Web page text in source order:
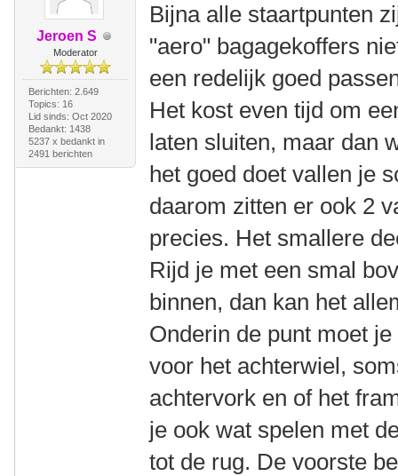
Jeroen S
Moderator
Berichten: 2.649
Topics: 16
Lid sinds: Oct 2020
Bedankt: 1438
5237 x bedankt in
2491 berichten
Bijna alle staartpunten
"aero" bagagekoffers
een redelijk goed
Het kost even tijd om
laten sluiten, maar dan
het goed doet vallen je
daarom zitten er ook 2
precies. Het smallere
Rijd je met een smal
binnen, dan kan het
Onderin de punt moet
voor het achterwiel,
achtervork en of het
je ook wat spelen met
tot de rug. De voorste